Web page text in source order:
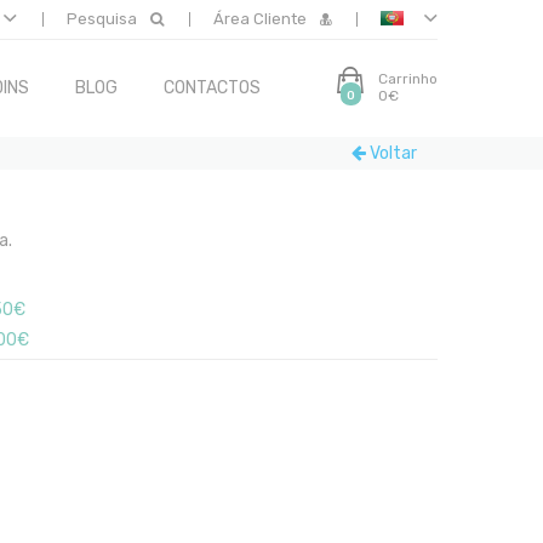
Pesquisa Área Cliente
BLOG CONTACTOS 0
Carrinho
0€
Voltar